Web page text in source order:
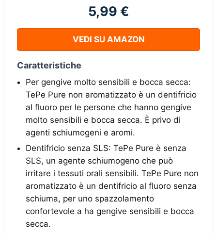
5,99 €
VEDI SU AMAZON
Caratteristiche
Per gengive molto sensibili e bocca secca:
TePe Pure non aromatizzato è un dentifricio
al fluoro per le persone che hanno gengive
molto sensibili e bocca secca. È privo di
agenti schiumogeni e aromi.
Dentifricio senza SLS: TePe Pure è senza
SLS, un agente schiumogeno che può
irritare i tessuti orali sensibili. TePe Pure non
aromatizzato è un dentifricio al fluoro senza
schiuma, per uno spazzolamento
confortevole a ha gengive sensibili e bocca
secca.